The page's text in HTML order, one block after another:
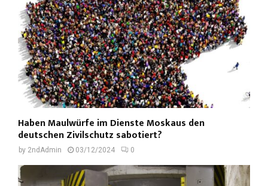
Haben Maulwürfe im Dienste Moskaus den
deutschen Zivilschutz sabotiert?
by 2ndAdmin 03/12/2024 0